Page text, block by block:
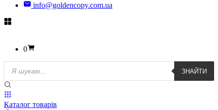
info@goldencopy.com.ua
0
Пошук
товарів
ЗНАЙТИ
Каталог товарів